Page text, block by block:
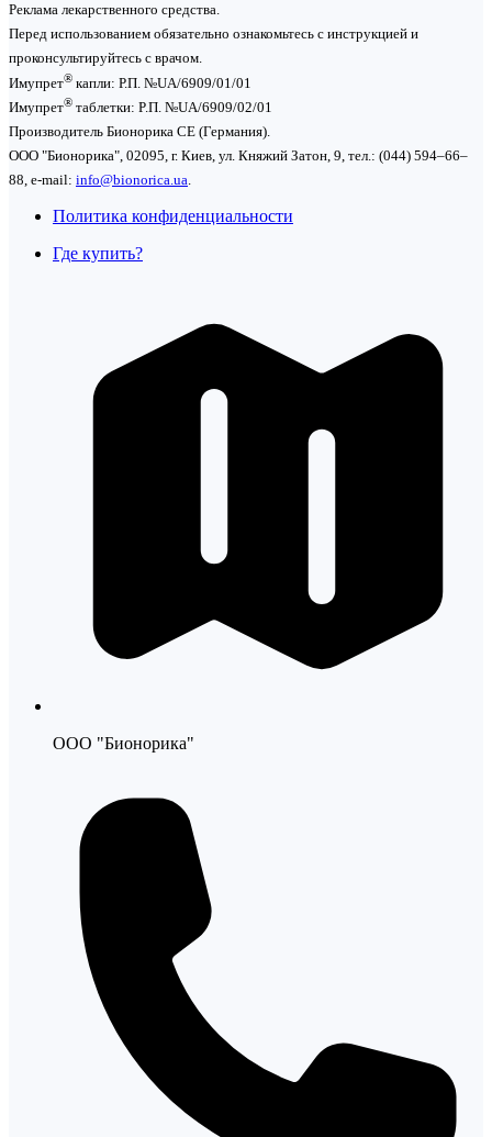
Реклама лекарственного средства.
Перед использованием обязательно ознакомьтесь с инструкцией и
проконсультируйтесь с врачом.
Имупрет® капли: Р.П. №UA/6909/01/01
Имупрет® таблетки: P.П. №UA/6909/02/01
Производитель Бионорика СЕ (Германия).
ООО "Бионорика", 02095, г. Киев, ул. Княжий Затон, 9, тел.: (044) 594–66–
88, e-mail: info@bionorica.ua.
Политика конфиденциальности
Где купить?
ООО "Бионорика"